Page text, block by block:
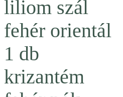
liliom szál
fehér orientál
1 db
krizantém